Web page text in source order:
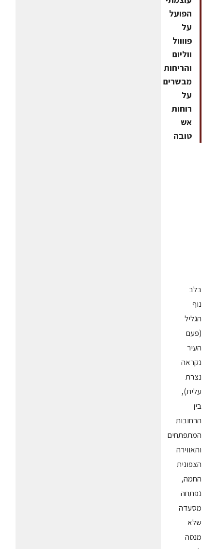
הפועל
על
פוווול
ווליום
והריחות
מבשרים
על
רוחות
אש
טובה
בלב
נוף
הגליל
(פעם
העיר
נקראה
נצרת
עלית),
בין
הרחובות
המתפתחים
והאווירה
הצפונית
החמה,
נפתחה
מסעדה
שלא
מנסה